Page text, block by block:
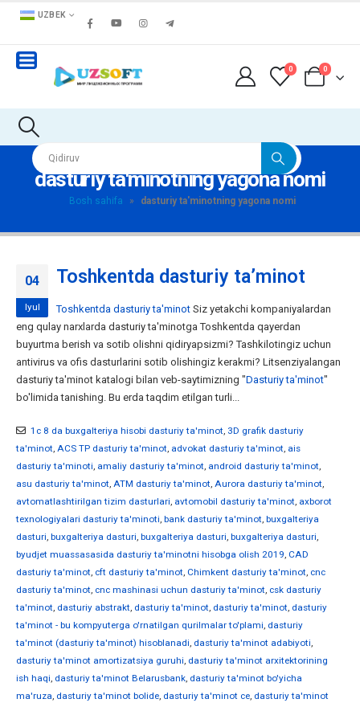
UZBEK
0 0
dasturiy ta'minotning yagona nomi
Bosh sahifa » dasturiy ta'minotning yagona nomi
04
Iyul
Toshkentda dasturiy ta’minot
Toshkentda dasturiy ta'minot Siz yetakchi kompaniyalardan
eng qulay narxlarda dasturiy ta'minotga Toshkentda qayerdan
buyurtma berish va sotib olishni qidiryapsizmi? Tashkilotingiz uchun
antivirus va ofis dasturlarini sotib olishingiz kerakmi? Litsenziyalangan
dasturiy ta'minot katalogi bilan veb-saytimizning "Dasturiy ta'minot"
bo'limida tanishing. Bu erda taqdim etilgan turli...
1c 8 da buxgalteriya hisobi dasturiy ta'minot, 3D grafik dasturiy
ta'minot, ACS TP dasturiy ta'minot, advokat dasturiy ta'minot, ais
dasturiy ta'minoti, amaliy dasturiy ta'minot, android dasturiy ta'minot,
asu dasturiy ta'minot, ATM dasturiy ta'minot, Aurora dasturiy ta'minot,
avtomatlashtirilgan tizim dasturlari, avtomobil dasturiy ta'minot, axborot
texnologiyalari dasturiy ta'minoti, bank dasturiy ta'minot, buxgalteriya
dasturi, buxgalteriya dasturi, buxgalteriya dasturi, buxgalteriya dasturi,
byudjet muassasasida dasturiy ta'minotni hisobga olish 2019, CAD
dasturiy ta'minot, cft dasturiy ta'minot, Chimkent dasturiy ta'minot, cnc
dasturiy ta'minot, cnc mashinasi uchun dasturiy ta'minot, csk dasturiy
ta'minot, dasturiy abstrakt, dasturiy ta'minot, dasturiy ta'minot, dasturiy
ta'minot - bu kompyuterga o'rnatilgan qurilmalar to'plami, dasturiy
ta'minot (dasturiy ta'minot) hisoblanadi, dasturiy ta'minot adabiyoti,
dasturiy ta'minot amortizatsiya guruhi, dasturiy ta'minot arxitektorining
ish haqi, dasturiy ta'minot Belarusbank, dasturiy ta'minot bo'yicha
ma'ruza, dasturiy ta'minot bolide, dasturiy ta'minot ce, dasturiy ta'minot